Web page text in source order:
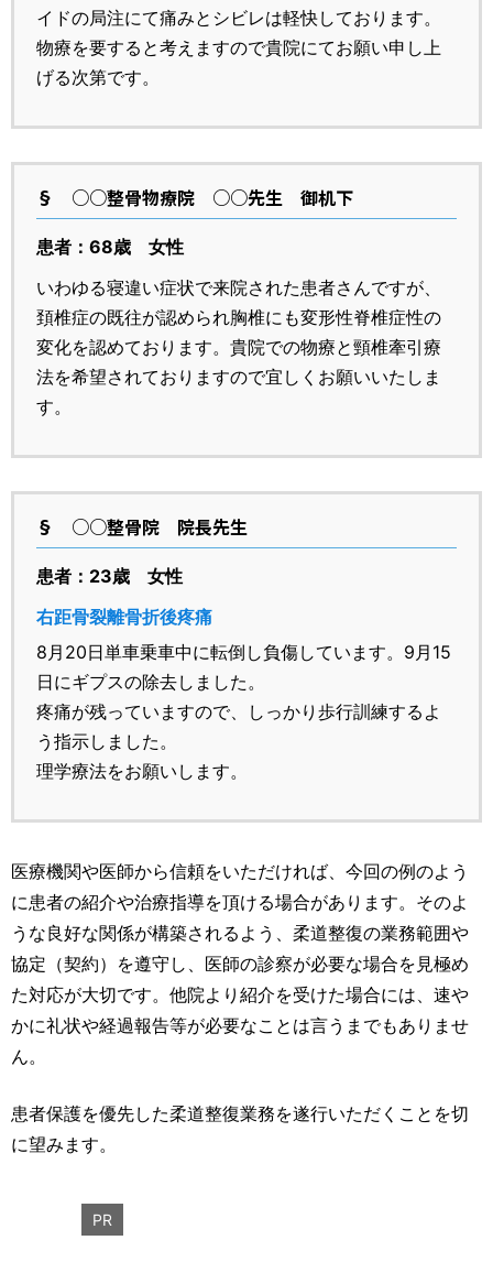
イドの局注にて痛みとシビレは軽快しております。
物療を要すると考えますので貴院にてお願い申し上
げる次第です。
§ ○○整骨物療院 ○○先生 御机下
患者：68歳 女性
いわゆる寝違い症状で来院された患者さんですが、
頚椎症の既往が認められ胸椎にも変形性脊椎症性の
変化を認めております。貴院での物療と頸椎牽引療
法を希望されておりますので宜しくお願いいたしま
す。
§ ○○整骨院 院長先生
患者：23歳 女性
右距骨裂離骨折後疼痛
8月20日単車乗車中に転倒し負傷しています。9月15
日にギプスの除去しました。
疼痛が残っていますので、しっかり歩行訓練するよ
う指示しました。
理学療法をお願いします。
医療機関や医師から信頼をいただければ、今回の例のよう
に患者の紹介や治療指導を頂ける場合があります。そのよ
うな良好な関係が構築されるよう、柔道整復の業務範囲や
協定（契約）を遵守し、医師の診察が必要な場合を見極め
た対応が大切です。他院より紹介を受けた場合には、速や
かに礼状や経過報告等が必要なことは言うまでもありませ
ん。
患者保護を優先した柔道整復業務を遂行いただくことを切
に望みます。
PR